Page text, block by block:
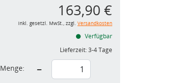
163,90 €
inkl. gesetzl. MwSt., zzgl. Versandkosten
Verfügbar
Lieferzeit:3-4 Tage
Menge:
−